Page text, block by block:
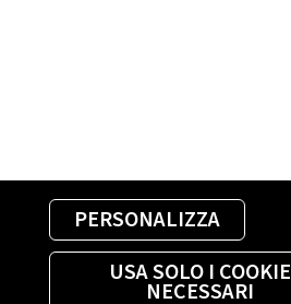
PERSONALIZZA
USA SOLO I COOKIE
NECESSARI